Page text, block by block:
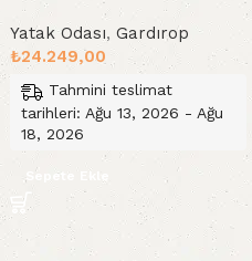
Yatak Odası, Gardırop
₺24.249,00
Tahmini teslimat
tarihleri: Ağu 13, 2026 - Ağu
18, 2026
Sepete Ekle